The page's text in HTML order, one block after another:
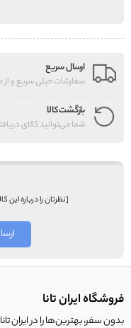
ارسال سریع
سفارشات خیلی سریع و
بازگشت کالا
شما می‌توانید کالای دریافتی خود را ظرف
[نظرتان را درباره این
فروشگاه ایران تانا
بدون سفر، بهترین‌ها را در ایران